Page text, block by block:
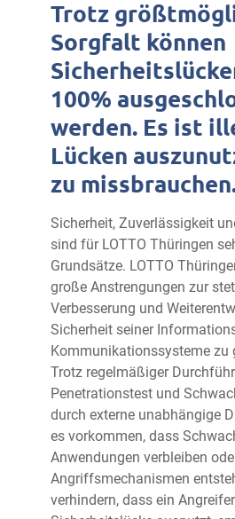
Trotz
Sorgfalt können
100%
werden. Es ist
Lücken
zu
Sicherheit, Zuverlässigkeit
sind für LOTTO Thüringen
Grundsätze. LOTTO
große Anstrengungen zur
Verbesserung und
Sicherheit seiner
Kommunikationssysteme zu
Trotz regelmäßiger
Penetrationstest und
durch externe unabhängige
es vorkommen, dass
Anwendungen verbleiben
Angriffsmechanismen
verhindern, dass ein